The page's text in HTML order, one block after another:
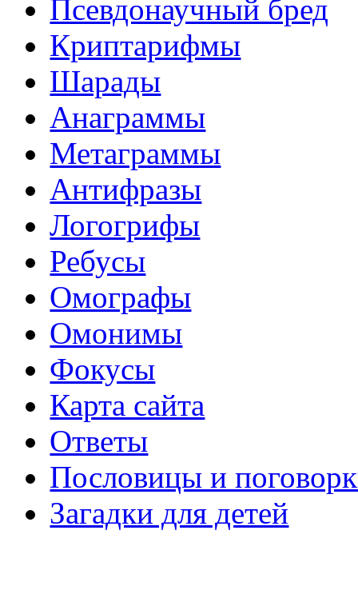
Псевдонаучный бред
Криптарифмы
Шарады
Анаграммы
Метаграммы
Антифразы
Логогрифы
Ребусы
Омографы
Омонимы
Фокусы
Карта сайта
Ответы
Пословицы и
Загадки для детей